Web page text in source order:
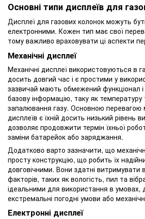
Основні типи дисплеїв для
Дисплеї для газових колонок можуть
електронними. Кожен тип має свої
тому важливо враховувати ці аспекти
Механічні дисплеї
Механічні дисплеї використовуються в
досить довгий час і є простими у
зазвичай мають обмежений функціонал
базову інформацію, таку як температуру
запалювання газу. Основною перевагою
дисплеїв є їхній досить низький рівень
дозволяє продовжити термін їхньої
заміни батарейок або заряджання.
Додатково варто зазначити, що
просту конструкцію, що робить їх
довговічними. Вони здатні витримувати
факторів, таких як вологість, пил та
ідеальними для використання в умовах,
екстремальні погодні умови або
Електронні дисплеї